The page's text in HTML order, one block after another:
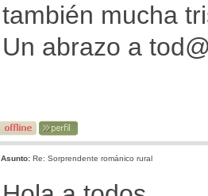
también mucha
Un abrazo a
Asunto: Re: Sorprendente románico rural